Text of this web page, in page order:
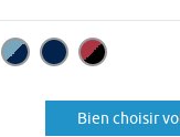
Bien choisir